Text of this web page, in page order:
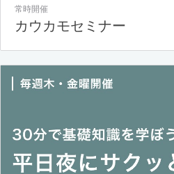
常時開催
カウカモセミナー